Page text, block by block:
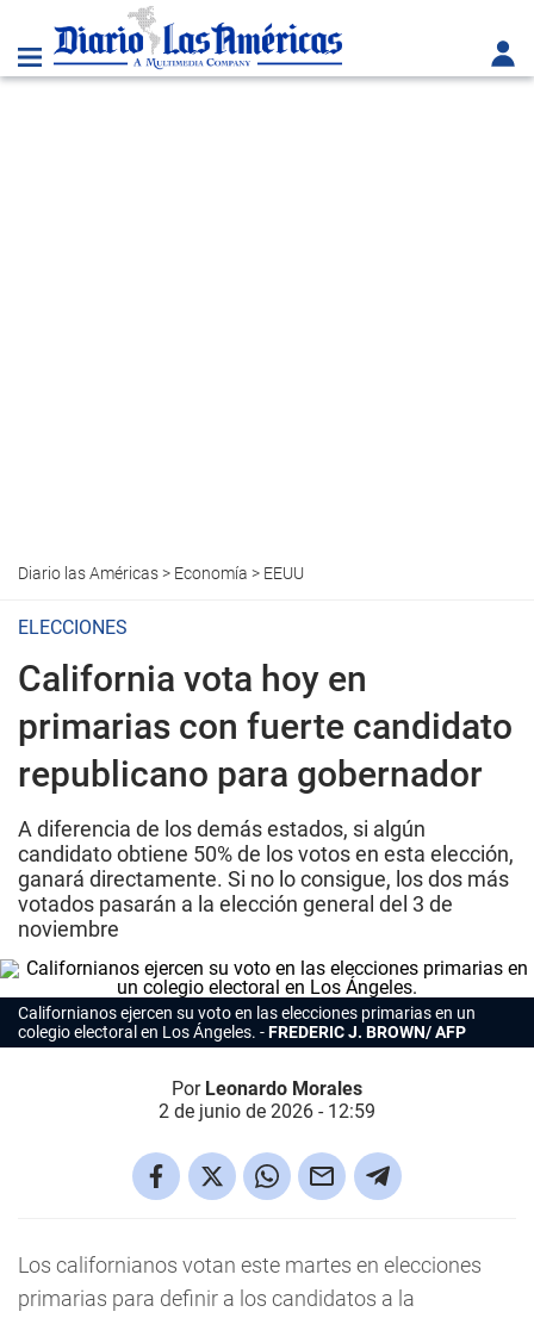
Diario las Américas> Economía > EEUU
ELECCIONES
California vota hoy en
primarias con fuerte candidato
republicano para gobernador
A diferencia de los demás estados, si algún
candidato obtiene 50% de los votos en esta elección,
ganará directamente. Si no lo consigue, los dos más
votados pasarán a la elección general del 3 de
noviembre
Californianos ejercen su voto en las elecciones primarias en un
colegio electoral en Los Ángeles.
FREDERIC J. BROWN/ AFP
Por Leonardo Morales
2 de junio de 2026 - 12:59
Los californianos votan este martes en elecciones
primarias para definir a los candidatos a la